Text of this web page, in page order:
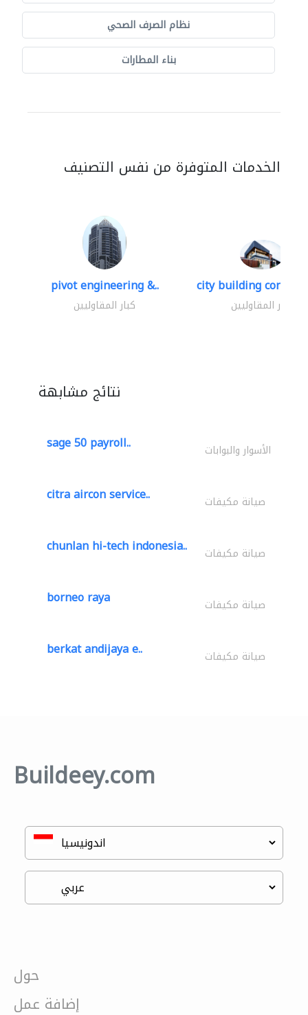
نظام الصرف الصحي
بناء المطارات
الخدمات المتوفرة من نفس التصنيف
pivot engineering &..
كبار المقاوليين
city building
كبار المقاوليين
نتائج مشابهة
sage 50 payroll.. الأسوار والبوابات
citra aircon service.. صيانة مكيفات
chunlan hi-tech indonesia.. صيانة مكيفات
borneo raya صيانة مكيفات
berkat andijaya e.. صيانة مكيفات
Buildeey.com
حول
إضافة عمل